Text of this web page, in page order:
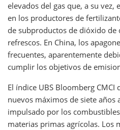
elevados del gas que, a su
en los productores de
de subproductos de dióxido
refrescos. En China, los
frecuentes, aparentemente
cumplir los objetivos de
El índice UBS Bloomberg
nuevos máximos de siete años
impulsado por los
materias primas agrícolas. Los